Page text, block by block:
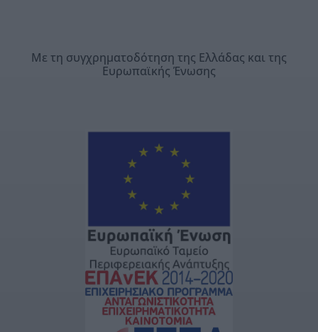
Με τη συγχρηματοδότηση της Ελλάδας και της
Ευρωπαϊκής Ένωσης